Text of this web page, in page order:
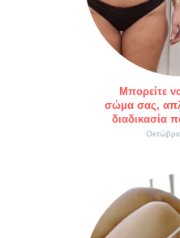
Μπορείτε
σώμα σας,
διαδικασία